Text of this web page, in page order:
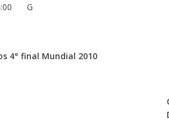
G
4° final Mundial 2010